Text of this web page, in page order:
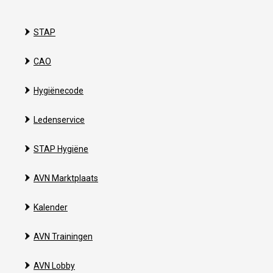
STAP
CAO
Hygiënecode
Ledenservice
STAP Hygiëne
AVN Marktplaats
Kalender
AVN Trainingen
AVN Lobby